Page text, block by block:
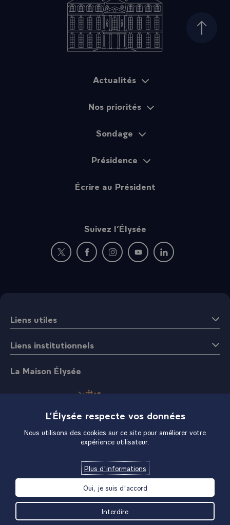
Haut
Actualités
Nos priorités
Sondage
Présidence
Écrire au Président
Suivez l’Élysée
Nouvelle fenêtre : rejoignez-nous sur Twitter
Nouvelle fenêtre : rejoignez-nous sur
Nouvelle fenêtre : rejoignez-nous
Nouvelle fenêtre :
Nouvelle fenêtre :
Liens utiles
Liens institutionnels
La Maison Élysée
L’Élysée respecte vos données
Nous utilisons des cookies sur ce site pour améliorer votre
expérience utilisateur.
Plus d'informations
Oui, je suis d'accord
Interdire